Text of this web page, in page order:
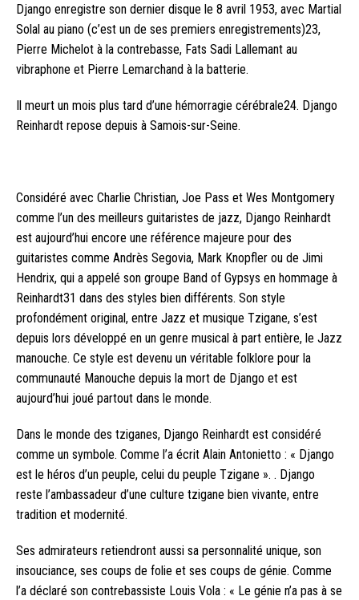
Django enregistre son dernier disque le 8 avril 1953, avec Martial
Solal au piano (c’est un de ses premiers enregistrements)23,
Pierre Michelot à la contrebasse, Fats Sadi Lallemant au
vibraphone et Pierre Lemarchand à la batterie.
Il meurt un mois plus tard d’une hémorragie cérébrale24. Django
Reinhardt repose depuis à Samois-sur-Seine.
Considéré avec Charlie Christian, Joe Pass et Wes Montgomery
comme l’un des meilleurs guitaristes de jazz, Django Reinhardt
est aujourd’hui encore une référence majeure pour des
guitaristes comme Andrès Segovia, Mark Knopfler ou de Jimi
Hendrix, qui a appelé son groupe Band of Gypsys en hommage à
Reinhardt31 dans des styles bien différents. Son style
profondément original, entre Jazz et musique Tzigane, s’est
depuis lors développé en un genre musical à part entière, le Jazz
manouche. Ce style est devenu un véritable folklore pour la
communauté Manouche depuis la mort de Django et est
aujourd’hui joué partout dans le monde.
Dans le monde des tziganes, Django Reinhardt est considéré
comme un symbole. Comme l’a écrit Alain Antonietto : « Django
est le héros d’un peuple, celui du peuple Tzigane ». . Django
reste l’ambassadeur d’une culture tzigane bien vivante, entre
tradition et modernité.
Ses admirateurs retiendront aussi sa personnalité unique, son
insouciance, ses coups de folie et ses coups de génie. Comme
l’a déclaré son contrebassiste Louis Vola : « Le génie n’a pas à se